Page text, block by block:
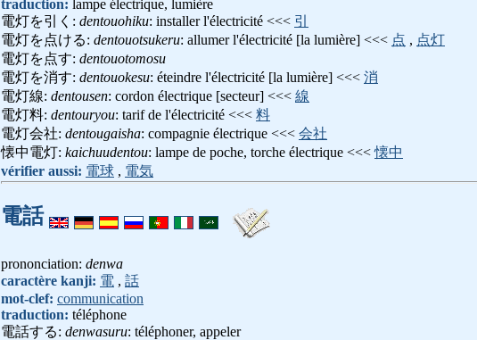
traduction: lampe électrique, lumière
電灯を引く: dentouohiku: installer l'électricité <<< 引
電灯を点ける: dentouotsukeru: allumer l'électricité [la lumière] <<< 点 , 点灯
電灯を点す: dentouotomosu
電灯を消す: dentouokesu: éteindre l'électricité [la lumière] <<< 消
電灯線: dentousen: cordon électrique [secteur] <<< 線
電灯料: dentouryou: tarif de l'électricité <<< 料
電灯会社: dentougaisha: compagnie électrique <<< 会社
懐中電灯: kaichuudentou: lampe de poche, torche électrique <<<懐中
vérifier aussi: 電球 , 電気
電話
prononciation: denwa
caractère kanji: 電 , 話
mot-clef: communication
traduction: téléphone
電話する: denwasuru: téléphoner, appeler